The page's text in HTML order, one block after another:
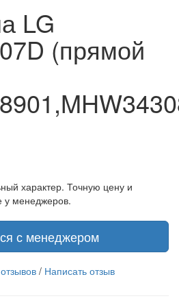
LG
(прямой
характер. Точную цену и
у менеджеров.
с менеджером
/ Написать отзыв